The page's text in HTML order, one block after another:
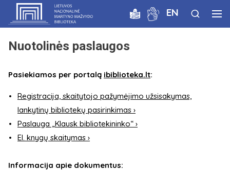
EN
Nuotolinės paslaugos
Pasiekiamos per portalą ibiblioteka.lt:
Registracija, skaitytojo pažymėjimo užsisakymas,
lankytinų bibliotekų pasirinkimas ›
Paslauga „Klausk bibliotekininko“ ›
El. knygų skaitymas ›
Informacija apie dokumentus: